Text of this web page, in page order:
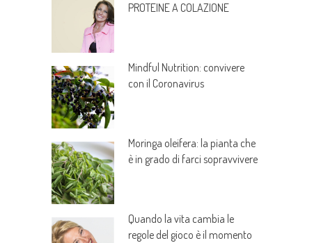
PROTEINE A COLAZIONE
Mindful Nutrition: convivere
con il Coronavirus
Moringa oleifera: la pianta che
è in grado di farci sopravvivere
Quando la vita cambia le
regole del gioco è il momento